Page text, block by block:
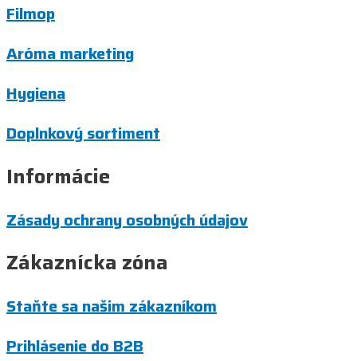
Filmop
Aróma marketing
Hygiena
Doplnkový sortiment
Informácie
Zásady ochrany osobných údajov
Zákaznícka zóna
Staňte sa našim zákazníkom
Prihlásenie do B2B